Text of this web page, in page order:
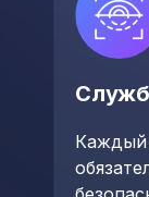
Каждый